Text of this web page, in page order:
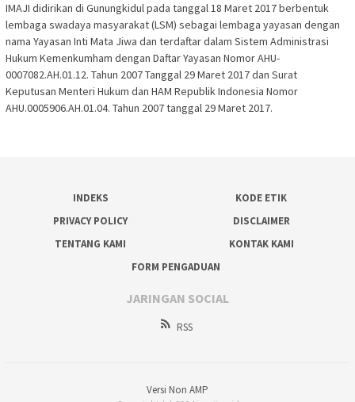
IMAJI didirikan di Gunungkidul pada tanggal 18 Maret 2017 berbentuk
lembaga swadaya masyarakat (LSM) sebagai lembaga yayasan dengan
nama Yayasan Inti Mata Jiwa dan terdaftar dalam Sistem Administrasi
Hukum Kemenkumham dengan Daftar Yayasan Nomor AHU-
0007082.AH.01.12. Tahun 2007 Tanggal 29 Maret 2017 dan Surat
Keputusan Menteri Hukum dan HAM Republik Indonesia Nomor
AHU.0005906.AH.01.04. Tahun 2007 tanggal 29 Maret 2017.
INDEKS
KODE ETIK
PRIVACY POLICY
DISCLAIMER
TENTANG KAMI
KONTAK KAMI
FORM PENGADUAN
JARINGAN SOCIAL
RSS
Versi Non AMP